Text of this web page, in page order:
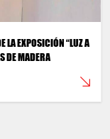
LA EXPOSICIÓN “LUZ A
DE MADERA